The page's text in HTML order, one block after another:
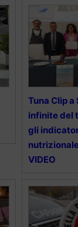
Tuna Clip
infinite del
gli
nutrizionale
VIDEO